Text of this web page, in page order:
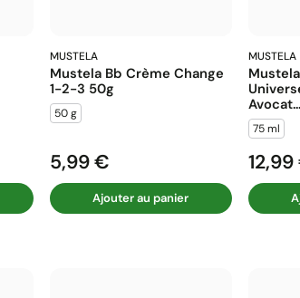
MUSTELA
Mustela Bb Crème Change
1-2-3 50g
50 g
Prix
5,99 €
Ajouter au panier
MUSTELA
Avocat...
75 ml
Prix